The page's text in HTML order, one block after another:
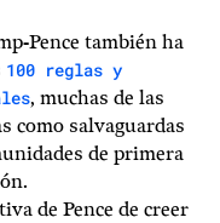
Pence también ha
100 reglas y
, muchas de las
como salvaguardas
de primera
de Pence de creer